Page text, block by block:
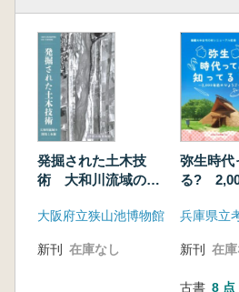
発掘された土木技
術 大和川流域の開
大阪府立狭山池博物館
新刊 在庫なし
弥生時代
る?
兵庫県立
新刊 在
古書 8 点